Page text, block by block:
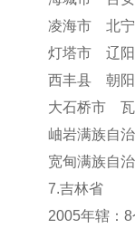
凌海市 北
灯塔市 辽
西丰县 朝
大石桥市
岫岩满族自
宽甸满族自
7.吉林省
2005年辖：